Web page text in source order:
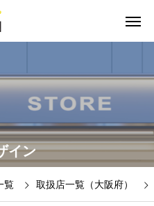
イン
覧 取扱店一覧（大阪府）